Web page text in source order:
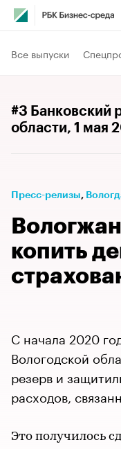
Все выпуски
#3 Банковский
области, 1 мая
Пресс-релизы⁠,
копить
C начала 2020
Вологодской
резерв и
расходов,
Это получилось